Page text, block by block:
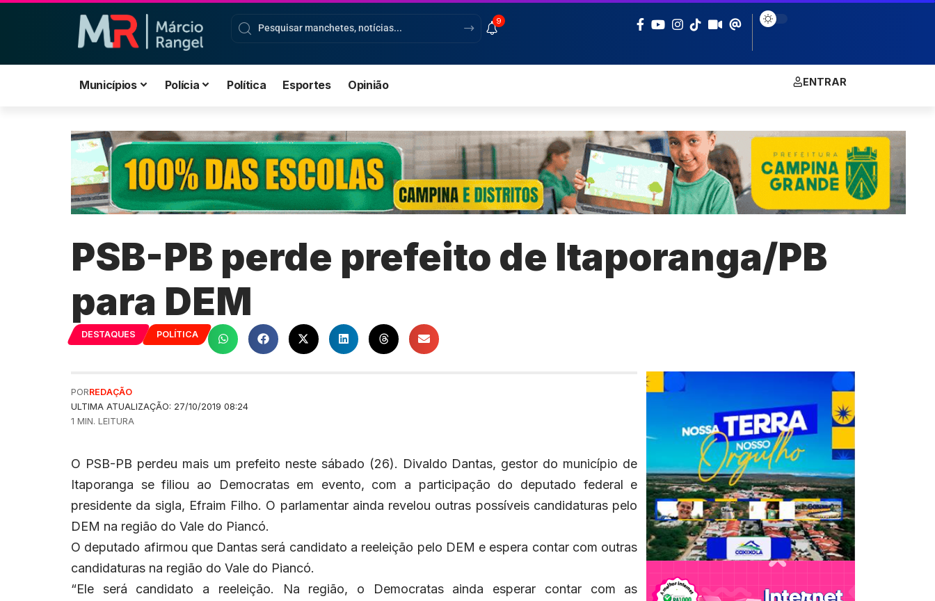
9
Municípios Polícia Política Esportes Opinião ENTRAR
PSB-PB perde prefeito de Itaporanga/PB
para DEM
DESTAQUES POLÍTICA
ULTIMA ATUALIZAÇÃO: 27/10/2019 08:24
PORREDAÇÃO
1 MIN. LEITURA
O PSB-PB perdeu mais um prefeito neste sábado (26). Divaldo Dantas, gestor do município de
Itaporanga se filiou ao Democratas em evento, com a participação do deputado federal e
presidente da sigla, Efraim Filho. O parlamentar ainda revelou outras possíveis candidaturas pelo
DEM na região do Vale do Piancó.
O deputado afirmou que Dantas será candidato a reeleição pelo DEM e espera contar com outras
candidaturas na região do Vale do Piancó.
“Ele será candidato a reeleição. Na região, o Democratas ainda esperar contar com as